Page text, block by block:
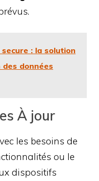
: la solution
données
À jour
les besoins de
ou le
dispositifs